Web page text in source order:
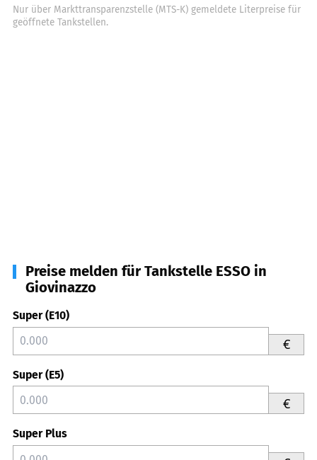
Nur über Markttransparenzstelle (MTS-K) gemeldete Literpreise für
geöffnete Tankstellen.
Preise melden für Tankstelle ESSO in
Giovinazzo
Super (E10)
€
Super (E5)
€
Super Plus